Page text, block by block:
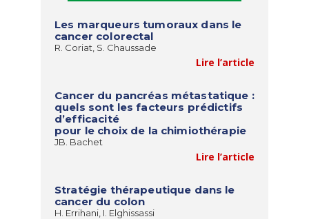
Les marqueurs tumoraux dans le
cancer colorectal
R. Coriat, S. Chaussade
Lire l’article
Cancer du pancréas métastatique :
quels sont les facteurs prédictifs
d’efficacité
pour le choix de la chimiothérapie
JB. Bachet
Lire l’article
Stratégie thérapeutique dans le
cancer du colon
H. Errihani, I. Elghissassi